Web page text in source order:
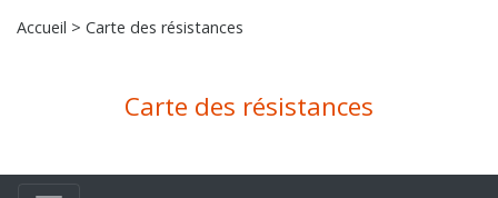
Accueil > Carte des résistances
Carte des résistances